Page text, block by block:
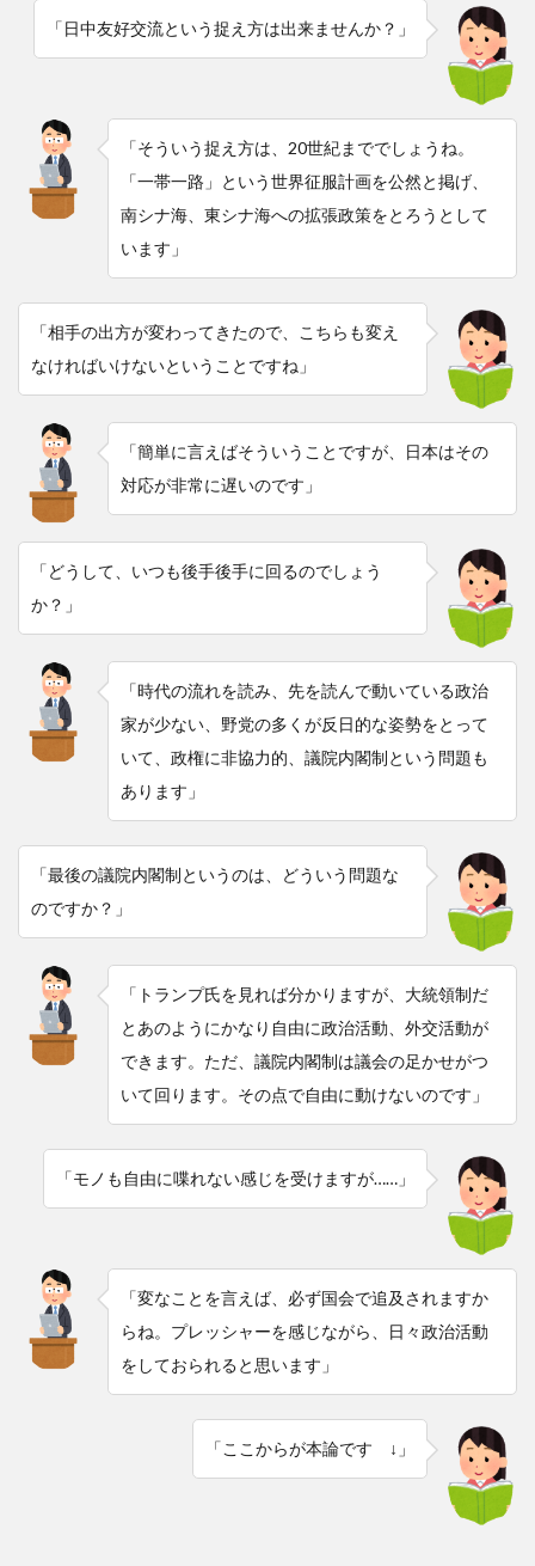
「日中友好交流という捉え方は出来ませんか？」
「そういう捉え方は、20世紀まででしょうね。
「一帯一路」という世界征服計画を公然と掲げ、
南シナ海、東シナ海への拡張政策をとろうとして
います」
「相手の出方が変わってきたので、こちらも変え
なければいけないということですね」
「簡単に言えばそういうことですが、日本はその
対応が非常に遅いのです」
「どうして、いつも後手後手に回るのでしょう
か？」
「時代の流れを読み、先を読んで動いている政治
家が少ない、野党の多くが反日的な姿勢をとって
いて、政権に非協力的、議院内閣制という問題も
あります」
「最後の議院内閣制というのは、どういう問題な
のですか？」
「トランプ氏を見れば分かりますが、大統領制だ
とあのようにかなり自由に政治活動、外交活動が
できます。ただ、議院内閣制は議会の足かせがつ
いて回ります。その点で自由に動けないのです」
「モノも自由に喋れない感じを受けますが……」
「変なことを言えば、必ず国会で追及されますか
らね。プレッシャーを感じながら、日々政治活動
をしておられると思います」
「ここからが本論です ↓」